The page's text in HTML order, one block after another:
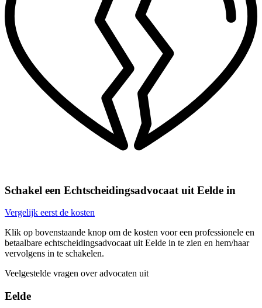
Schakel een Echtscheidingsadvocaat uit Eelde in
Vergelijk eerst de kosten
Klik op bovenstaande knop om de kosten voor een professionele en
betaalbare echtscheidingsadvocaat uit Eelde in te zien en hem/haar
vervolgens in te schakelen.
Veelgestelde vragen over advocaten uit
Eelde